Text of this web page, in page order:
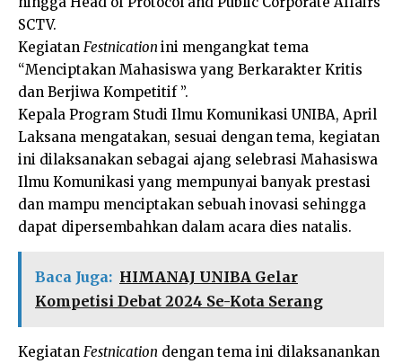
SCTV.
Kegiatan Festnication ini mengangkat tema
“Menciptakan Mahasiswa yang Berkarakter Kritis
dan Berjiwa Kompetitif ”.
Kepala Program Studi Ilmu Komunikasi UNIBA, April
Laksana mengatakan, sesuai dengan tema, kegiatan
ini dilaksanakan sebagai ajang selebrasi Mahasiswa
Ilmu Komunikasi yang mempunyai banyak prestasi
dan mampu menciptakan sebuah inovasi sehingga
dapat dipersembahkan dalam acara dies natalis.
Baca Juga: HIMANAJ UNIBA Gelar
Kompetisi Debat 2024 Se-Kota Serang
Kegiatan Festnication dengan tema ini dilaksanankan